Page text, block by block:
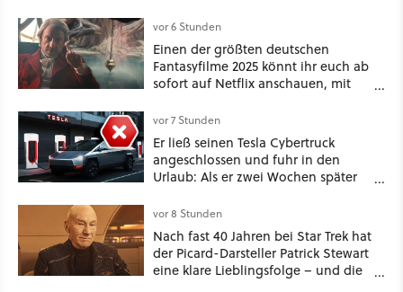
vor 6 Stunden
Einen der größten deutschen
Fantasyfilme 2025 könnt ihr euch ab
sofort auf Netflix anschauen, mit
vor 7 Stunden
Er ließ seinen Tesla Cybertruck
angeschlossen und fuhr in den
Urlaub: Als er zwei Wochen später
mehr an [Best of GameStar]
vor 8 Stunden
Nach fast 40 Jahren bei Star Trek hat
der Picard-Darsteller Patrick Stewart
eine klare Lieblingsfolge – und die